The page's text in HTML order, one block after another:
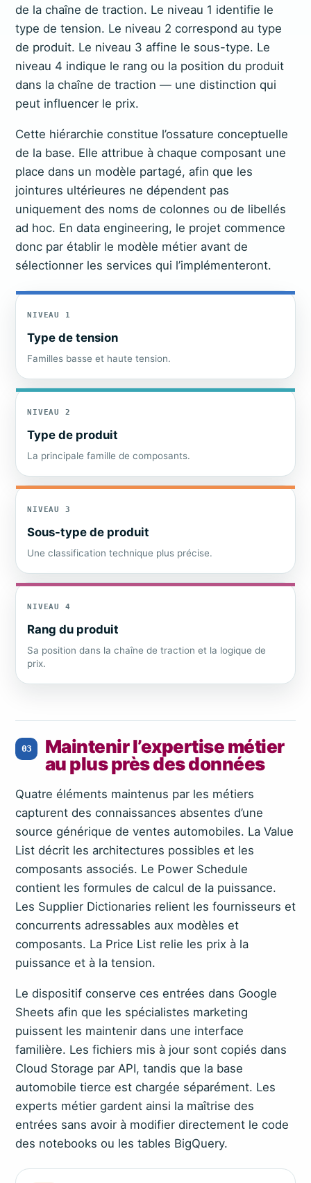
de la chaîne de traction. Le niveau 1 identifie le
type de tension. Le niveau 2 correspond au type
de produit. Le niveau 3 affine le sous-type. Le
niveau 4 indique le rang ou la position du produit
dans la chaîne de traction — une distinction qui
peut influencer le prix.
Cette hiérarchie constitue l’ossature conceptuelle
de la base. Elle attribue à chaque composant une
place dans un modèle partagé, afin que les
jointures ultérieures ne dépendent pas
uniquement des noms de colonnes ou de libellés
ad hoc. En data engineering, le projet commence
donc par établir le modèle métier avant de
sélectionner les services qui l’implémenteront.
NIVEAU 1
Type de tension
Familles basse et haute tension.
NIVEAU 2
Type de produit
La principale famille de composants.
NIVEAU 3
Sous-type de produit
Une classification technique plus précise.
NIVEAU 4
Rang du produit
Sa position dans la chaîne de traction et la logique de
prix.
03
Maintenir l’expertise métier
au plus près des données
Quatre éléments maintenus par les métiers
capturent des connaissances absentes d’une
source générique de ventes automobiles. La Value
List décrit les architectures possibles et les
composants associés. Le Power Schedule
contient les formules de calcul de la puissance.
Les Supplier Dictionaries relient les fournisseurs et
concurrents adressables aux modèles et
composants. La Price List relie les prix à la
puissance et à la tension.
Le dispositif conserve ces entrées dans Google
Sheets afin que les spécialistes marketing
puissent les maintenir dans une interface
familière. Les fichiers mis à jour sont copiés dans
Cloud Storage par API, tandis que la base
automobile tierce est chargée séparément. Les
experts métier gardent ainsi la maîtrise des
entrées sans avoir à modifier directement le code
des notebooks ou les tables BigQuery.